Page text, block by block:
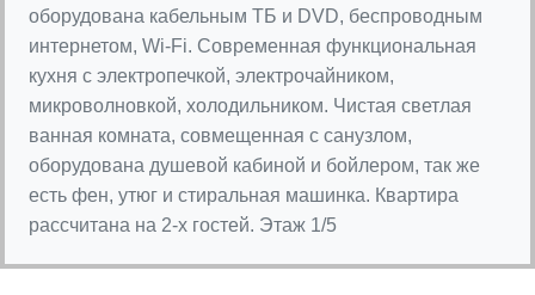
оборудована кабельным ТБ и DVD, беспроводным
интернетом, Wi-Fi. Современная функциональная
кухня с электропечкой, электрочайником,
микроволновкой, холодильником. Чистая светлая
ванная комната, совмещенная с санузлом,
оборудована душевой кабиной и бойлером, так же
есть фен, утюг и стиральная машинка. Квартира
рассчитана на 2-х гостей. Этаж 1/5